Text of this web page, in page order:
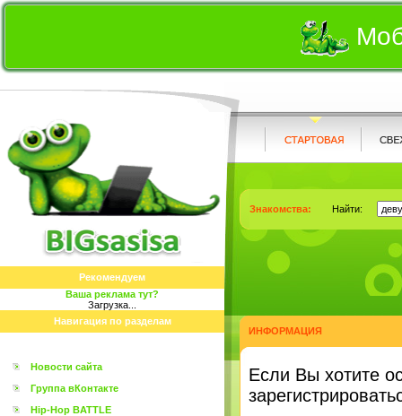
Рекомендуем
Ваша реклама тут?
Загрузка...
Навигация по разделам
Новости сайта
Группа вКонтакте
Hip-Hop BATTLE
Знакомства: Найти:
ИНФОРМАЦИЯ
Eсли Вы хотите